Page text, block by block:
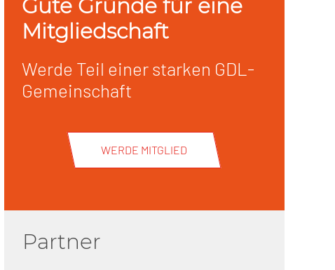
Gute Gründe für eine
Mitgliedschaft
Werde Teil einer starken GDL-
Gemeinschaft
WERDE MITGLIED
Partner